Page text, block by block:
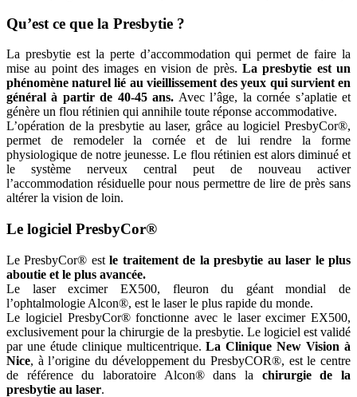
Qu’est ce que la Presbytie ?
La presbytie est la perte d’accommodation qui permet de faire la
mise au point des images en vision de près. La presbytie est un
phénomène naturel lié au vieillissement des yeux qui survient en
général à partir de 40-45 ans. Avec l’âge, la cornée s’aplatie et
génère un flou rétinien qui annihile toute réponse accommodative.
L’opération de la presbytie au laser, grâce au logiciel PresbyCor®,
permet de remodeler la cornée et de lui rendre la forme
physiologique de notre jeunesse. Le flou rétinien est alors diminué et
le système nerveux central peut de nouveau activer
l’accommodation résiduelle pour nous permettre de lire de près sans
altérer la vision de loin.
Le logiciel PresbyCor®
Le PresbyCor® estle traitement de la presbytie au laser le plus
aboutie et le plus avancée.
Le laser excimer EX500, fleuron du géant mondial de
l’ophtalmologie Alcon®, est le laser le plus rapide du monde.
Le logiciel PresbyCor® fonctionne avec le laser excimer EX500,
exclusivement pour la chirurgie de la presbytie. Le logiciel est validé
par une étude clinique multicentrique.La Clinique New Vision à
Nice, à l’origine du développement du PresbyCOR®, est le centre
de référence du laboratoire Alcon® dans la chirurgie de la
presbytie au laser.